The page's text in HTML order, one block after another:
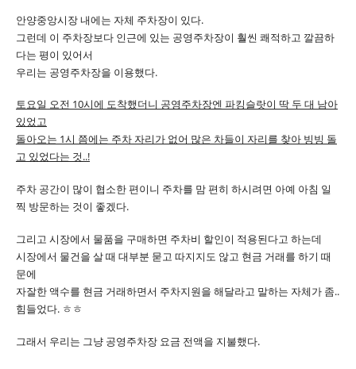
안양중앙시장 내에는 자체 주차장이 있다.
그런데 이 주차장보다 인근에 있는 공영주차장이 훨씬 쾌적하고 깔끔하
다는 평이 있어서
우리는 공영주차장을 이용했다.
토요일 오전 10시에 도착했더니 공영주차장엔 파킹슬랏이 딱 두 대 남아
있었고
돌아오는 1시 쯤에는 주차 자리가 없어 많은 차들이 자리를 찾아 빙빙 돌
고 있었다는 것..!
주차 공간이 많이 협소한 편이니 주차를 맘 편히 하시려면 아예 아침 일
찍 방문하는 것이 좋겠다.
그리고 시장에서 물품을 구매하면 주차비 할인이 적용된다고 하는데
시장에서 물건을 살 때 대부분 묻고 따지지도 않고 현금 거래를 하기 때
문에
자잘한 액수를 현금 거래하면서 주차지원을 해달라고 말하는 자체가 좀..
힘들었다. ㅎㅎ
그래서 우리는 그냥 공영주차장 요금 전액을 지불했다.